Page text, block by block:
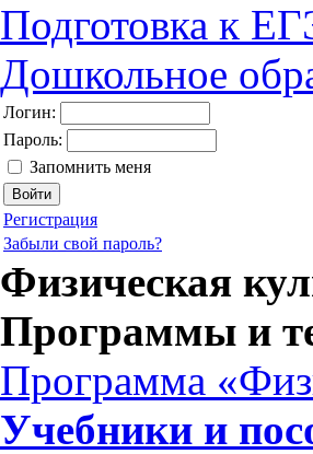
Подготовка к
Дошкольное
Логин:
Пароль:
Запомнить меня
Регистрация
Забыли свой пароль?
Физическая
Программы и
Программа
Учебники и